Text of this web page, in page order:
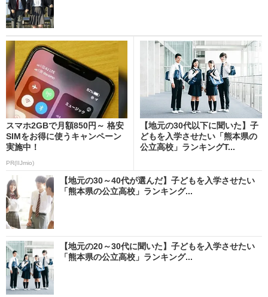
スマホ2GBで月額850円～ 格安
SIMをお得に使うキャンペーン
実施中！
PR(IIJmio)
【地元の30代以下に聞いた】子
どもを入学させたい「熊本県の
公立高校」ランキングT...
【地元の30～40代が選んだ】子どもを入学させたい
「熊本県の公立高校」ランキング...
【地元の20～30代に聞いた】子どもを入学させたい
「熊本県の公立高校」ランキング...